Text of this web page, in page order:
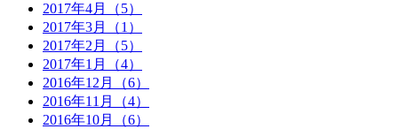
2017年4月（5）
2017年3月（1）
2017年2月（5）
2017年1月（4）
2016年12月（6）
2016年11月（4）
2016年10月（6）